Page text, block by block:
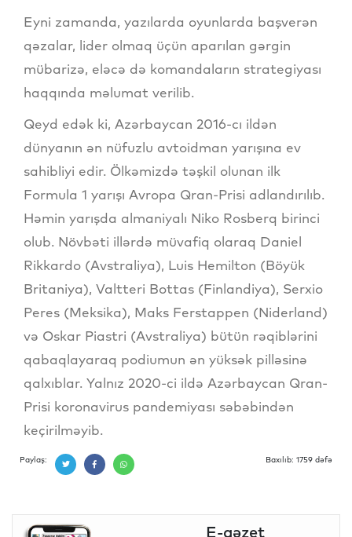
Eyni zamanda, yazılarda oyunlarda başverən
qəzalar, lider olmaq üçün aparılan gərgin
mübarizə, eləcə də komandaların strategiyası
haqqında məlumat verilib.
Qeyd edək ki, Azərbaycan 2016-cı ildən
dünyanın ən nüfuzlu avtoidman yarışına ev
sahibliyi edir. Ölkəmizdə təşkil olunan ilk
Formula 1 yarışı Avropa Qran-Prisi adlandırılıb.
Həmin yarışda almaniyalı Niko Rosberq birinci
olub. Növbəti illərdə müvafiq olaraq Daniel
Rikkardo (Avstraliya), Luis Hemilton (Böyük
Britaniya), Valtteri Bottas (Finlandiya), Serxio
Peres (Meksika), Maks Ferstappen (Niderland)
və Oskar Piastri (Avstraliya) bütün rəqiblərini
qabaqlayaraq podiumun ən yüksək pilləsinə
qalxıblar. Yalnız 2020-ci ildə Azərbaycan Qran-
Prisi koronavirus pandemiyası səbəbindən
keçirilməyib.
Paylaş: Baxılıb: 1759 dəfə
E-qəzet